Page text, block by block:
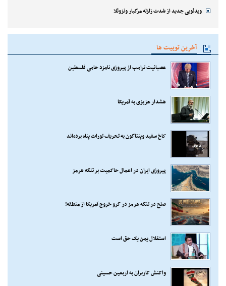
ویدئویی جدید از شدت زلزله مرگبار ونزوئلا
آخرین توییت ها
عصبانیت ترامپ از پیروزی نامزد حامی فلسطین
هشدار عزیزی به آمریکا
کاخ سفید وپنتاگون به تحریف تورات پناه برده‌اند
پیروزی ایران در اعمال حاکمیت بر تنگه هرمز
صلح در تنگه هرمز در گرو خروج آمریکا از منطقه!
استقلال یمن یک حق است
واکنش کاربران به اربعین حسینی